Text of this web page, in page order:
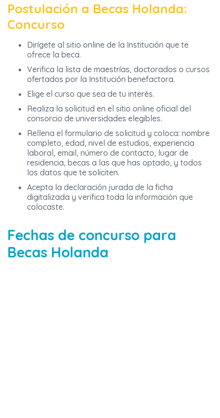
Postulación a Becas Holanda:
Concurso
Dirígete al sitio online de la Institución que te
ofrece la beca.
Verifica la lista de maestrías, doctorados o cursos
ofertados por la Institución benefactora.
Elige el curso que sea de tu interés.
Realiza la solicitud en el sitio online oficial del
consorcio de universidades elegibles.
Rellena el formulario de solicitud y coloca: nombre
completo, edad, nivel de estudios, experiencia
laboral, email, número de contacto, lugar de
residencia, becas a las que has optado, y todos
los datos que te soliciten.
Acepta la declaración jurada de la ficha
digitalizada y verifica toda la información que
colocaste.
Fechas de concurso para
Becas Holanda